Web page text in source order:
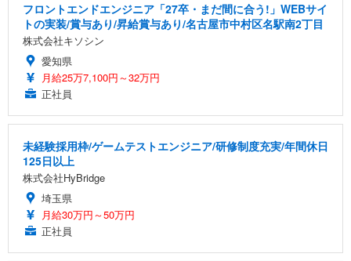
フロントエンドエンジニア「27卒・まだ間に合う!」WEBサイ
トの実装/賞与あり/昇給賞与あり/名古屋市中村区名駅南2丁目
株式会社キソシン
愛知県
月給25万7,100円～32万円
正社員
未経験採用枠/ゲームテストエンジニア/研修制度充実/年間休日
125日以上
株式会社HyBridge
埼玉県
月給30万円～50万円
正社員